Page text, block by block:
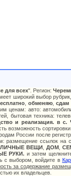
для всех". Регион:
широкий выбор
обменяю сдам
ценам: авто:
бытовая техника:
и реализация. в с.
возможность
России после
размещение ссылок
,ЛИЧНЫЕ ВЕЩИ, ДОМ,
РУКИ. и затем
с выбором, войдите в
за содержание
их владельцев.